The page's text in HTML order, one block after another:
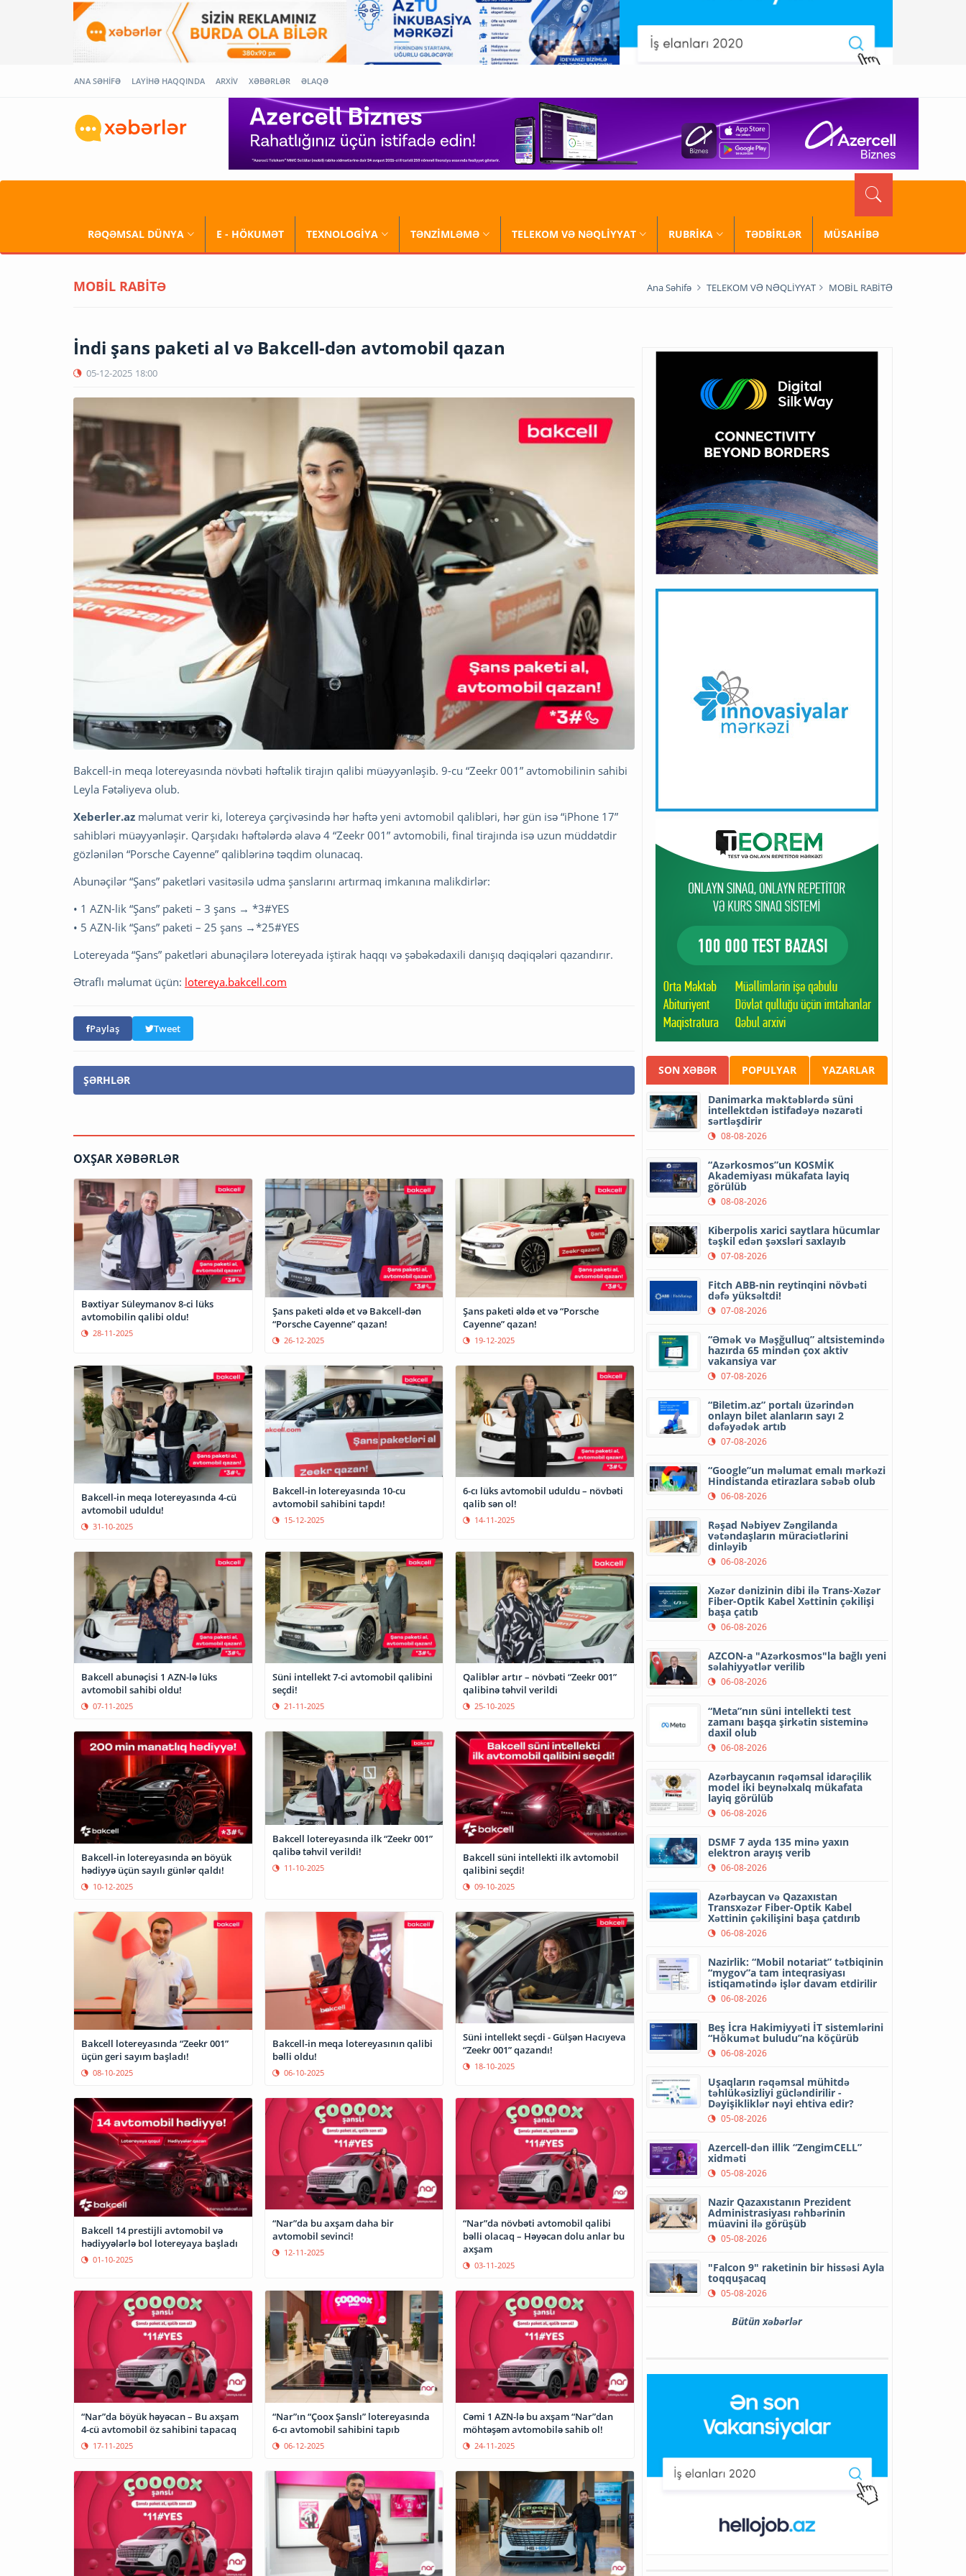
ANA SƏHİFƏ LAYİHƏ HAQQINDA ARXİV XƏBƏRLƏR ƏLAQƏ
RƏQƏMSAL DÜNYA E - HÖKUMƏT TEXNOLOGİYA TƏNZİMLƏMƏ TELEKOM VƏ NƏQLİYYAT RUBRİKA TƏDBİRLƏR MÜSAHİBƏ
MOBİL RABİTƏ Ana Səhifə TELEKOM VƏ NƏQLİYYAT MOBİL RABİTƏ
İndi şans paketi al və Bakcell-dən avtomobil qazan
05-12-2025 18:00
Bakcell-in meqa lotereyasında növbəti həftəlik tirajın qalibi müəyyənləşib. 9-cu “Zeekr 001” avtomobilinin sahibi
Leyla Fətəliyeva olub.
Xeberler.az məlumat verir ki, lotereya çərçivəsində hər həftə yeni avtomobil qalibləri, hər gün isə “iPhone 17”
sahibləri müəyyənləşir. Qarşıdakı həftələrdə əlavə 4 “Zeekr 001” avtomobili, final tirajında isə uzun müddətdir
gözlənilən “Porsche Cayenne” qaliblərinə təqdim olunacaq.
Abunəçilər “Şans” paketləri vasitəsilə udma şanslarını artırmaq imkanına malikdirlər:
• 1 AZN-lik “Şans” paketi – 3 şans → *3#YES
• 5 AZN-lik “Şans” paketi – 25 şans →*25#YES
Lotereyada “Şans” paketləri abunəçilərə lotereyada iştirak haqqı və şəbəkədaxili danışıq dəqiqələri qazandırır.
Ətraflı məlumat üçün: lotereya.bakcell.com
Paylaş Tweet
ŞƏRHLƏR
OXŞAR XƏBƏRLƏR
Bəxtiyar Süleymanov 8-ci lüks
avtomobilin qalibi oldu!
28-11-2025
Şans paketi əldə et və Bakcell-dən
“Porsche Cayenne” qazan!
26-12-2025
Şans paketi əldə et və “Porsche
Cayenne” qazan!
19-12-2025
Bakcell-in meqa lotereyasında 4-cü
avtomobil uduldu!
31-10-2025
Bakcell-in lotereyasında 10-cu
avtomobil sahibini tapdı!
15-12-2025
6-cı lüks avtomobil uduldu – növbəti
qalib sən ol!
14-11-2025
Bakcell abunəçisi 1 AZN-lə lüks
avtomobil sahibi oldu!
07-11-2025
Süni intellekt 7-ci avtomobil qalibini
seçdi!
21-11-2025
Qaliblər artır – növbəti “Zeekr 001”
qalibinə təhvil verildi
25-10-2025
Bakcell-in lotereyasında ən böyük
hədiyyə üçün sayılı günlər qaldı!
10-12-2025
Bakcell lotereyasında ilk “Zeekr 001”
qalibə təhvil verildi!
11-10-2025
Bakcell süni intellekti ilk avtomobil
qalibini seçdi!
09-10-2025
Bakcell lotereyasında “Zeekr 001”
üçün geri sayım başladı!
08-10-2025
Bakcell-in meqa lotereyasının qalibi
bəlli oldu!
06-10-2025
Süni intellekt seçdi - Gülşən Hacıyeva
“Zeekr 001” qazandı!
18-10-2025
Bakcell 14 prestijli avtomobil və
hədiyyələrlə bol lotereyaya başladı
01-10-2025
“Nar”da bu axşam daha bir
avtomobil sevinci!
12-11-2025
“Nar”da növbəti avtomobil qalibi
bəlli olacaq – Həyəcan dolu anlar bu
axşam
03-11-2025
“Nar”da böyük həyəcan – Bu axşam
4-cü avtomobil öz sahibini tapacaq
17-11-2025
“Nar”ın “Çoox Şanslı” lotereyasında
6-cı avtomobil sahibini tapıb
06-12-2025
Cəmi 1 AZN-lə bu axşam “Nar”dan
möhtəşəm avtomobilə sahib ol!
24-11-2025
SON XƏBƏR POPULYAR YAZARLAR
Danimarka məktəblərdə süni
intellektdən istifadəyə nəzarəti
sərtləşdirir
08-08-2026
“Azərkosmos”un KOSMİK
Akademiyası mükafata layiq
görülüb
08-08-2026
Kiberpolis xarici saytlara hücumlar
təşkil edən şəxsləri saxlayıb
07-08-2026
Fitch ABB-nin reytinqini növbəti
dəfə yüksəltdi!
07-08-2026
“Əmək və Məşğulluq” altsistemində
hazırda 65 mindən çox aktiv
vakansiya var
07-08-2026
“Biletim.az” portalı üzərindən
onlayn bilet alanların sayı 2
dəfəyədək artıb
07-08-2026
“Google”un məlumat emalı mərkəzi
Hindistanda etirazlara səbəb olub
06-08-2026
Rəşad Nəbiyev Zəngilanda
vətəndaşların müraciətlərini
dinləyib
06-08-2026
Xəzər dənizinin dibi ilə Trans-Xəzər
Fiber-Optik Kabel Xəttinin çəkilişi
başa çatıb
06-08-2026
AZCON-a "Azərkosmos"la bağlı yeni
səlahiyyətlər verilib
06-08-2026
“Meta”nın süni intellekti test
zamanı başqa şirkətin sisteminə
daxil olub
06-08-2026
Azərbaycanın rəqəmsal idarəçilik
model iki beynəlxalq mükafata
layiq görülüb
06-08-2026
DSMF 7 ayda 135 minə yaxın
elektron arayış verib
06-08-2026
Azərbaycan və Qazaxıstan
Transxəzər Fiber-Optik Kabel
Xəttinin çəkilişini başa çatdırıb
06-08-2026
Nazirlik: “Mobil notariat” tətbiqinin
“mygov”a tam inteqrasiyası
istiqamətində işlər davam etdirilir
06-08-2026
Beş İcra Hakimiyyəti İT sistemlərini
“Hökumət buludu”na köçürüb
06-08-2026
Uşaqların rəqəmsal mühitdə
təhlükəsizliyi gücləndirilir -
Dəyişikliklər nəyi ehtiva edir?
05-08-2026
Azercell-dən illik “ZengimCELL”
xidməti
05-08-2026
Nazir Qazaxıstanın Prezident
Administrasiyası rəhbərinin
müavini ilə görüşüb
05-08-2026
"Falcon 9" raketinin bir hissəsi Ayla
toqquşacaq
05-08-2026
Bütün xəbərlər